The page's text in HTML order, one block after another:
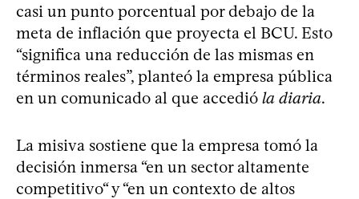
casi un punto porcentual por debajo de la
meta de inflación que proyecta el BCU. Esto
“significa una reducción de las mismas en
términos reales”, planteó la empresa pública
en un comunicado al que accedió la diaria.
La misiva sostiene que la empresa tomó la
decisión inmersa “en un sector altamente
competitivo“ y “en un contexto de altos